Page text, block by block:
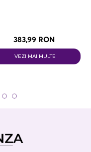
383,99 RON
VEZI MAI MULTE